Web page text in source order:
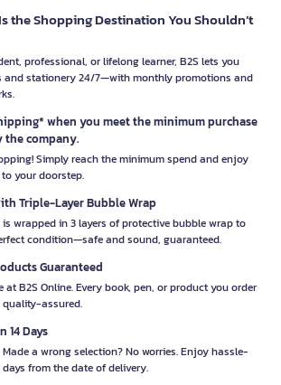
the Shopping Destination You Shouldn’t
professional, or lifelong learner, B2S lets you
and stationery 24/7—with monthly promotions and
when you meet the minimum purchase
the company.
Simply reach the minimum spend and enjoy
your doorstep.
Triple-Layer Bubble Wrap
is wrapped in 3 layers of protective bubble wrap to
condition—safe and sound, guaranteed.
Guaranteed
B2S Online. Every book, pen, or product you order
quality-assured.
14 Days
a wrong selection? No worries. Enjoy hassle-
from the date of delivery.